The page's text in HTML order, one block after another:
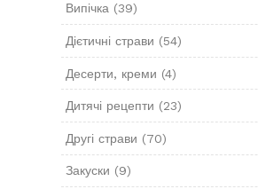
Випічка(39)
Дієтичні страви (54)
Десерти, креми (4)
Дитячі рецепти (23)
Другі страви (70)
Закуски (9)